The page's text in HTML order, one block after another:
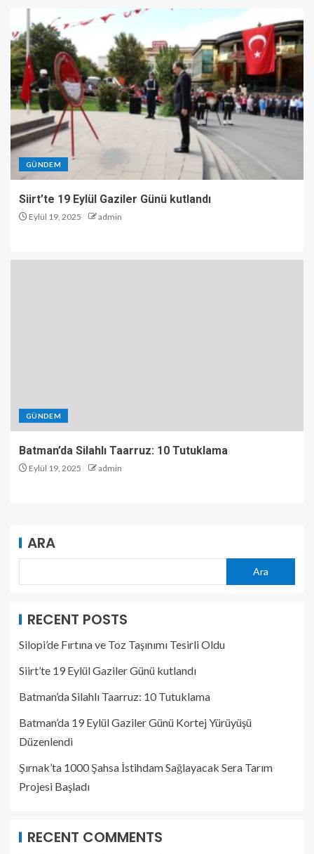
GÜNDEM
Siirt’te 19 Eylül Gaziler Günü kutlandı
Eylül 19, 2025 admin
GÜNDEM
Batman’da Silahlı Taarruz: 10 Tutuklama
Eylül 19, 2025 admin
ARA
Ara
RECENT POSTS
Silopi’de Fırtına ve Toz Taşınımı Tesirli Oldu
Siirt’te 19 Eylül Gaziler Günü kutlandı
Batman’da Silahlı Taarruz: 10 Tutuklama
Batman’da 19 Eylül Gaziler Günü Kortej Yürüyüşü
Düzenlendi
Şırnak’ta 1000 Şahsa İstihdam Sağlayacak Sera Tarım
Projesi Başladı
RECENT COMMENTS